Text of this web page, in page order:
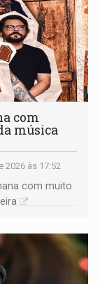
com
música
2026 às 17:52
com muito